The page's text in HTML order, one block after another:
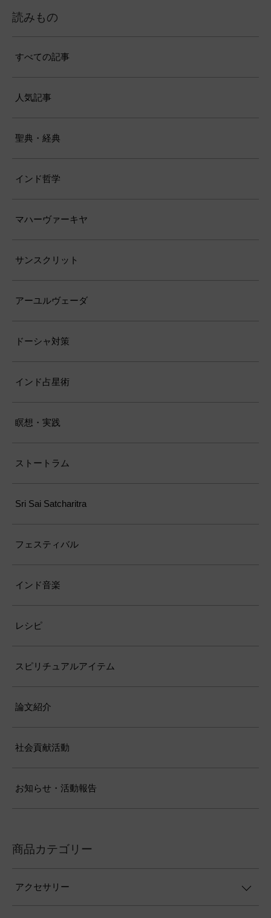
読みもの
すべての記事
人気記事
聖典・経典
インド哲学
マハーヴァーキヤ
サンスクリット
アーユルヴェーダ
ドーシャ対策
インド占星術
瞑想・実践
ストートラム
Sri Sai Satcharitra
フェスティバル
インド音楽
レシピ
スピリチュアルアイテム
論文紹介
社会貢献活動
お知らせ・活動報告
商品カテゴリー
アクセサリー